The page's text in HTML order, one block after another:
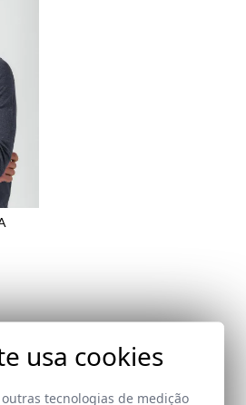
usa cookies
tecnologias de medição